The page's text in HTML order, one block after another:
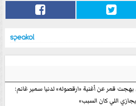
بهجت قمر عن أغنية «ارقصوله» لدنيا سمير غانم:
يجازي اللي كان السبب»